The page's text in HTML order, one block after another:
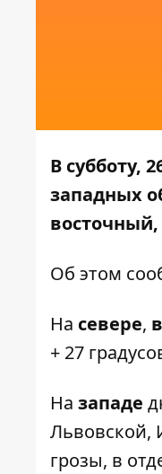
В субботу,
западных
восточный,
Об этом
На севере,
+ 27
На западе
Львовской,
грозы, в